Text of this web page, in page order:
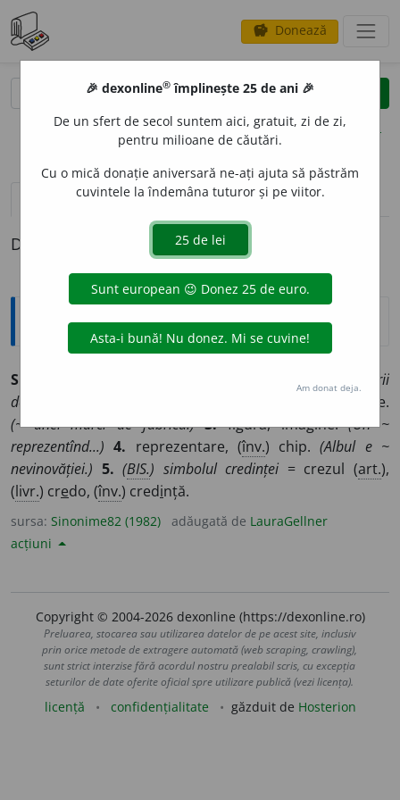
savings Donează
clear
opțiuni
definiții (1) pronunțievolume_up (50)
Definiția cu ID-ul 1035812:
Sinonime
SIMB
(Sceptrul era ~ puterii
domnitorului.)
te.
(~ unei mărci de fabrică.) 3.figură, imagine.(Un ~
reprezentînd...) 4. reprezentare, (înv.) chip.(Albul e ~
nevinovăției.) 5. (BIS.) simbolul credinței = crezul (art.),
(livr.) credo, (înv.) credință.
sursa: Sinonime82 (1982) adăugată de LauraGellner
acțiuni
Copyright © 2004-2026 dexonline (https://dexonline.ro)
Preluarea, stocarea sau utilizarea datelor de pe acest site, inclusiv
prin orice metode de extragere automată (web scraping, crawling),
sunt strict interzise fără acordul nostru prealabil scris, cu excepția
seturilor de date oferite oficial spre utilizare publică (vezi licența).
licență confidențialitate găzduit de Hosterion
🎉 dexonline® împlinește 25 de ani 🎉
De un sfert de secol suntem aici, gratuit, zi de zi,
pentru milioane de căutări.
Cu o mică donație aniversară ne-ați ajuta să păstrăm
cuvintele la îndemâna tuturor și pe viitor.
Am donat deja.